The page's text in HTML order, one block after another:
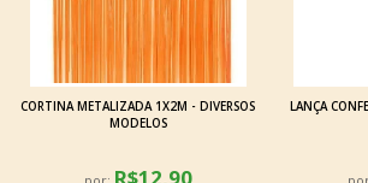
CORTINA METALIZADA 1X2M - DIVERSOS
MODELOS
R$12,90
LANÇA